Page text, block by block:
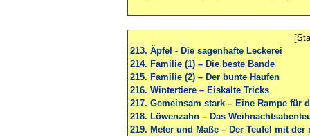
213. Äpfel - Die sagenhafte Leckerei
214. Familie (1) – Die beste Bande
215. Familie (2) – Der bunte Haufen
216. Wintertiere – Eiskalte Tricks
217. Gemeinsam stark – Eine Rampe für
218. Löwenzahn – Das
219. Meter und Maße – Der Teufel mit der